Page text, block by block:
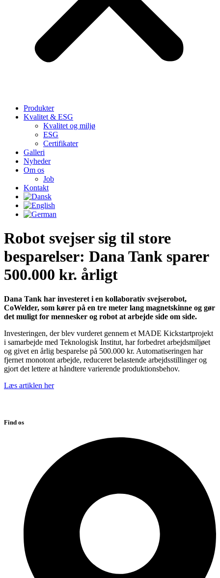
Produkter
Kvalitet & ESG
Kvalitet og miljø
ESG
Certifikater
Galleri
Nyheder
Om os
Job
Kontakt
Robot svejser sig til store
besparelser: Dana Tank sparer
500.000 kr. årligt
Dana Tank har investeret i en kollaborativ svejserobot,
CoWelder, som kører på en tre meter lang magnetskinne og gør
det muligt for mennesker og robot at arbejde side om side.
Investeringen, der blev vurderet gennem et MADE Kickstartprojekt
i samarbejde med Teknologisk Institut, har forbedret arbejdsmiljøet
og givet en årlig besparelse på 500.000 kr. Automatiseringen har
fjernet monotont arbejde, reduceret belastende arbejdsstillinger og
gjort det lettere at håndtere varierende produktionsbehov.
Læs artiklen her
Find os